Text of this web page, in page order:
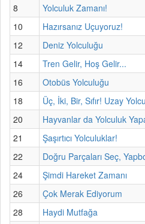
8
Yolculuk Zamanı!
10
Hazırsanız Uçuyoruz!
12
Deniz Yolculuğu
14
Tren Gelir, Hoş Gelir...
16
Otobüs Yolculuğu
18
Üç, İki, Bir, Sıfır! Uzay
20
Hayvanlar da Yolculuk
21
Şaşırtıcı Yolculuklar!
22
Doğru Parçaları Seç,
24
Şimdi Hareket Zamanı
26
Çok Merak Ediyorum
28
Haydi Mutfağa